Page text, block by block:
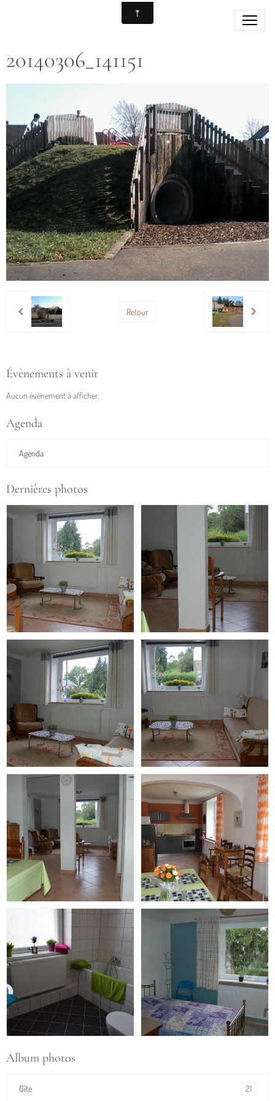
20140306_141151
Retour
Évènements à venir
Aucun évènement à afficher.
Agenda
Agenda
Dernières photos
Album photos
Gîte 21